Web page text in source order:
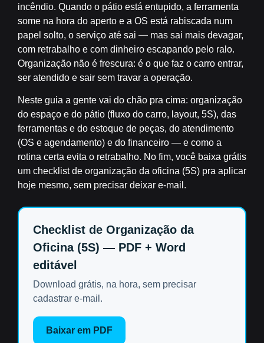
incêndio. Quando o pátio está entupido, a ferramenta
some na hora do aperto e a OS está rabiscada num
papel solto, o serviço até sai — mas sai mais devagar,
com retrabalho e com dinheiro escapando pelo ralo.
Organização não é frescura: é o que faz o carro entrar,
ser atendido e sair sem travar a operação.
Neste guia a gente vai do chão pra cima: organização
do espaço e do pátio (fluxo do carro, layout, 5S), das
ferramentas e do estoque de peças, do atendimento
(OS e agendamento) e do financeiro — e como a
rotina certa evita o retrabalho. No fim, você baixa grátis
um checklist de organização da oficina (5S) pra aplicar
hoje mesmo, sem precisar deixar e-mail.
Checklist de Organização da
Oficina (5S) — PDF + Word
editável
Download grátis, na hora, sem precisar
cadastrar e-mail.
Baixar em PDF